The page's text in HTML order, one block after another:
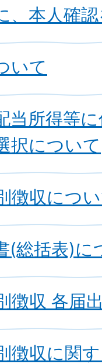
、本人確
いて
当所得等
択について
徴収につ
(総括表)に
徴収 各届
徴収に関